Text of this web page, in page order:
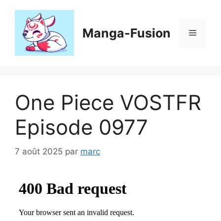
contenu
Manga-Fusion Menu
One Piece VOSTFR
Episode 0977
7 août 2025 par marc